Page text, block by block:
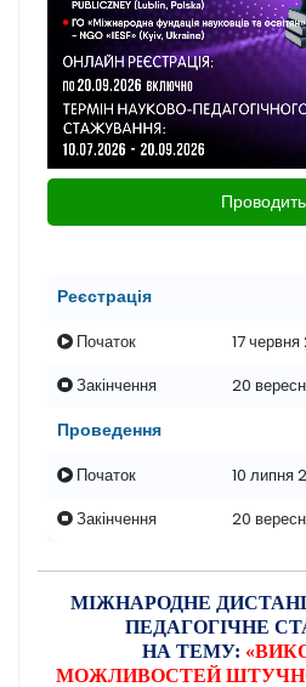
Реєстрація
Початок
17
Закінчення
20
Проведення
Початок
10 липня
Закінчення
20
МІЖНАРОДНЕ
ПЕДАГОГІЧНЕ
НА ТЕМУ: «
МОЖЛИВОСТЕЙ